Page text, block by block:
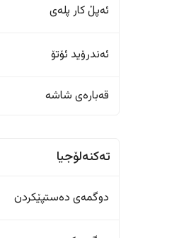
ئەپڵ کار پلەی
ئەندرۆید ئۆتۆ
قەبارەی شاشە
تەکنەلۆجیا
دوگمەی دەستپێکردن